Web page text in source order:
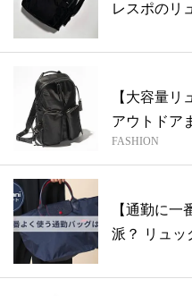
レスポのリ
【大容量
アウトドア
ック...
FASHION
【通勤に
派？ リュッ